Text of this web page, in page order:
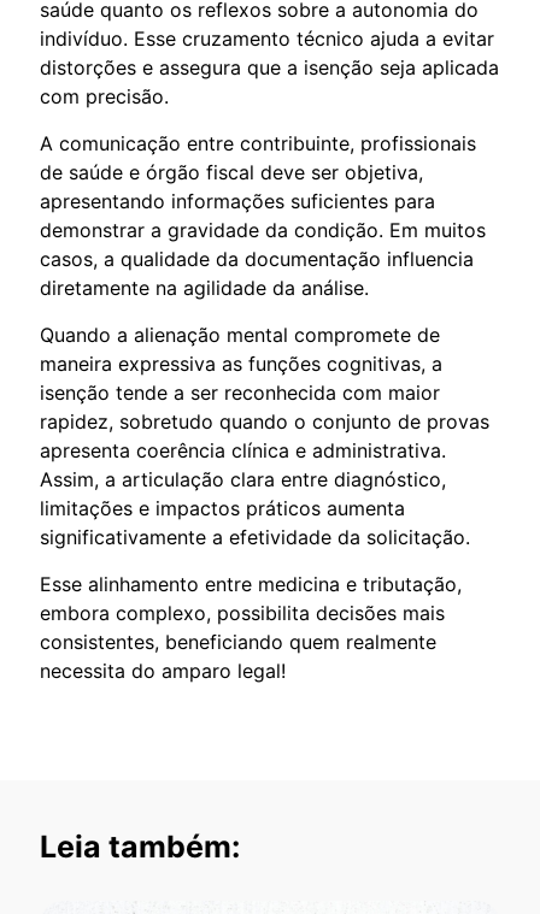
saúde quanto os reflexos sobre a autonomia do
indivíduo. Esse cruzamento técnico ajuda a evitar
distorções e assegura que a isenção seja aplicada
com precisão.
A comunicação entre contribuinte, profissionais
de saúde e órgão fiscal deve ser objetiva,
apresentando informações suficientes para
demonstrar a gravidade da condição. Em muitos
casos, a qualidade da documentação influencia
diretamente na agilidade da análise.
Quando a alienação mental compromete de
maneira expressiva as funções cognitivas, a
isenção tende a ser reconhecida com maior
rapidez, sobretudo quando o conjunto de provas
apresenta coerência clínica e administrativa.
Assim, a articulação clara entre diagnóstico,
limitações e impactos práticos aumenta
significativamente a efetividade da solicitação.
Esse alinhamento entre medicina e tributação,
embora complexo, possibilita decisões mais
consistentes, beneficiando quem realmente
necessita do amparo legal!
Leia também: